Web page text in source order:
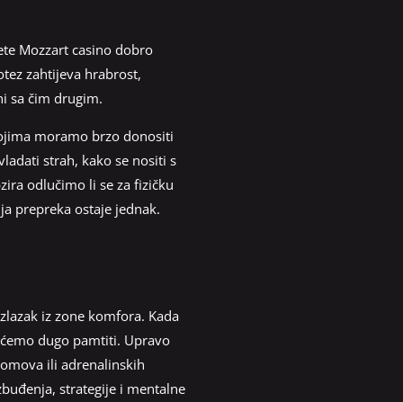
Mozzart casino dobro
zahtijeva hrabrost,
sa čim drugim.
moramo brzo donositi
strah, kako se nositi s
odlučimo li se za fizičku
prepreka ostaje jednak.
iz zone komfora. Kada
dugo pamtiti. Upravo
ili adrenalinskih
strategije i mentalne